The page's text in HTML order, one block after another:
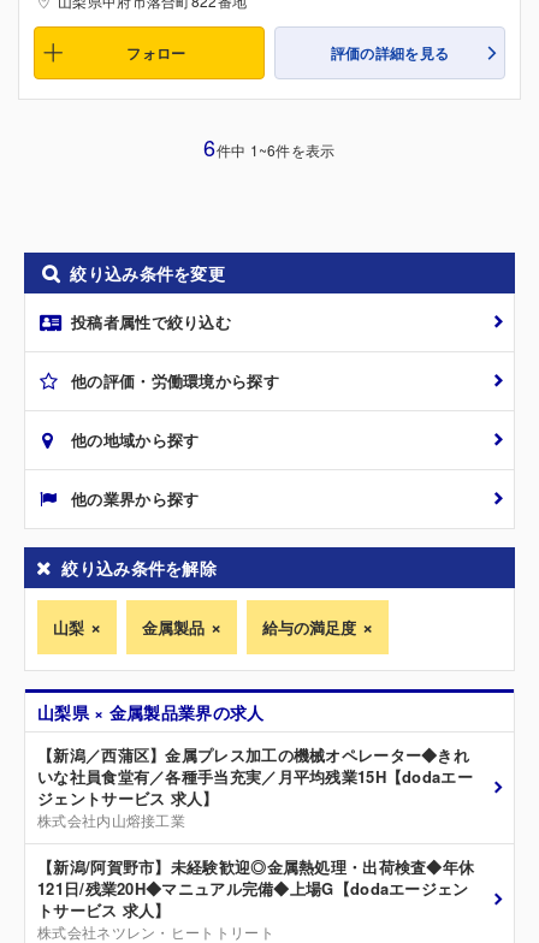
フォロー 評価の詳細を見る
6件中 1~6件を表示
絞り込み条件を変更
投稿者属性で絞り込む
他の評価・労働環境から探す
他の地域から探す
他の業界から探す
絞り込み条件を解除
山梨 金属製品 給与の満足度
山梨県 × 金属製品業界の求人
【新潟／西蒲区】金属プレス加工の機械オペレーター◆きれ
いな社員食堂有／各種手当充実／月平均残業15H【dodaエー
ジェントサービス 求人】
株式会社内山熔接工業
【新潟/阿賀野市】未経験歓迎◎金属熱処理・出荷検査◆年休
121日/残業20H◆マニュアル完備◆上場G【dodaエージェン
トサービス 求人】
株式会社ネツレン・ヒートトリート